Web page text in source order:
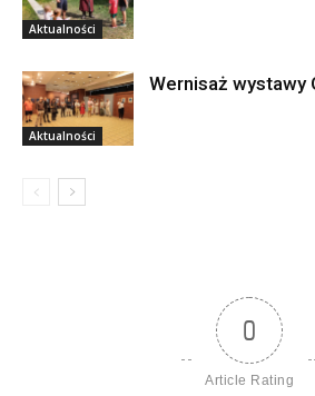
Aktualności
Aktualności
Wernisaż wystawy
0
Article Rating